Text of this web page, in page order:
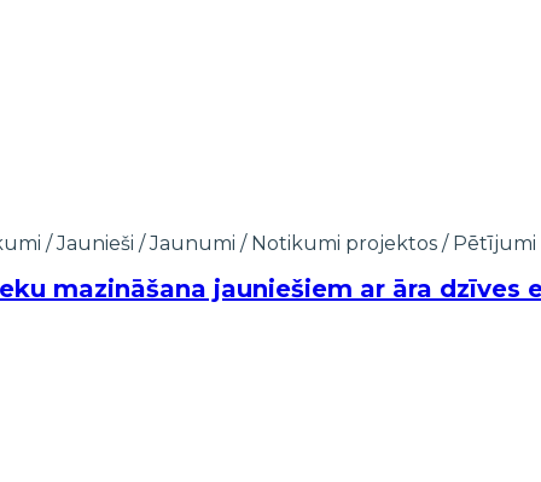
/Jaunieši /Jaunumi / Notikumi projektos / Pētījumi
mazināšana jauniešiem ar āra